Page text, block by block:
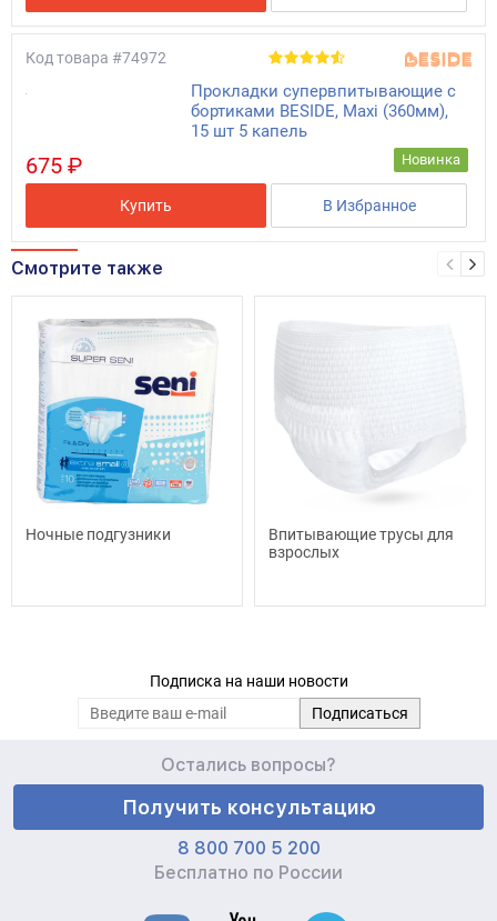
Код товара #74972
Прокладки супервпитывающие с
бортиками BESIDE, Maxi (360мм),
15 шт 5 капель
Новинка
675 ₽
Купить В Избранное
Смотрите также
Ночные подгузники
Впитывающие трусы для
взрослых
Подписка на наши новости
Остались вопросы?
Получить консультацию
8 800 700 5 200
Бесплатно по России